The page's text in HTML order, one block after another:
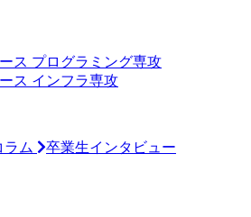
ス プログラミング専攻
ス インフラ専攻
ラム 卒業生インタビュー